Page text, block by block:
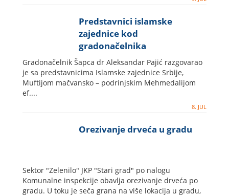
Predstavnici islamske
zajednice kod
gradonačelnika
Gradonačelnik Šapca dr Aleksandar Pajić razgovarao
je sa predstavnicima Islamske zajednice Srbije,
Muftijom mačvansko – podrinjskim Mehmedalijom
ef....
8. JUL
Orezivanje drveća u gradu
Sektor "Zelenilo" JKP "Stari grad" po nalogu
Komunalne inspekcije obavlja orezivanje drveća po
gradu. U toku je seča grana na više lokacija u gradu,